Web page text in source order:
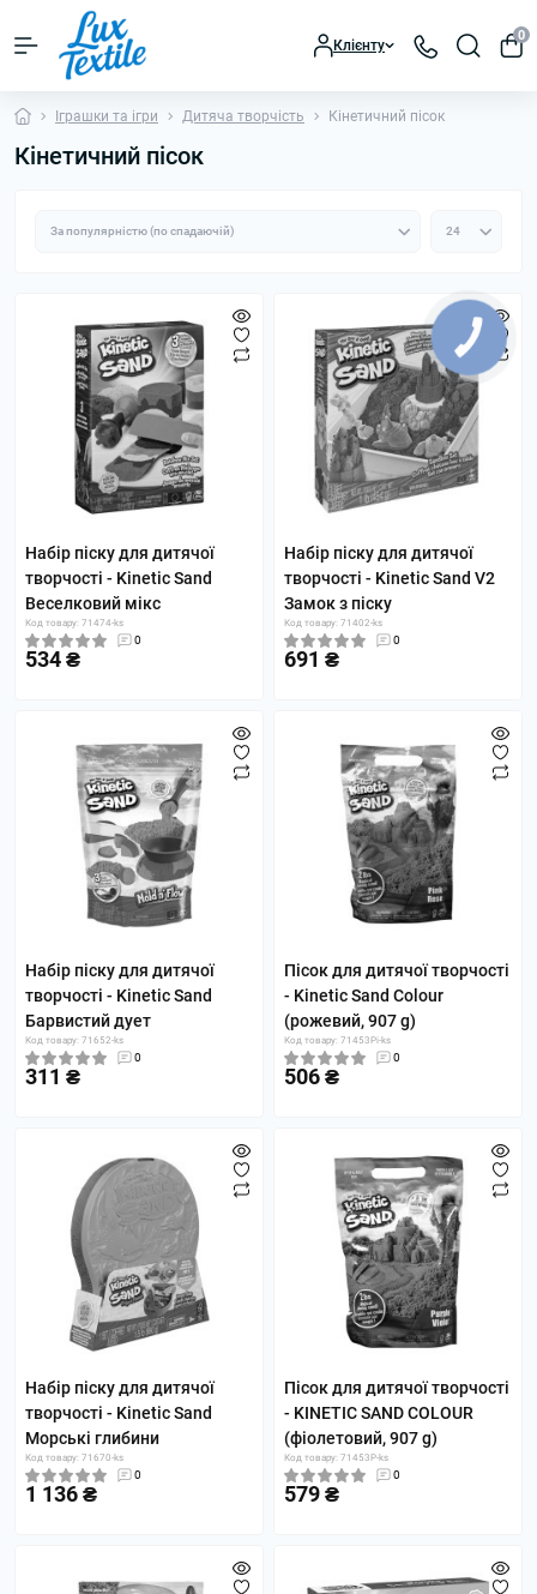
Клієнту
0
Іграшки та ігри Дитяча творчість Кінетичний пісок
Кінетичний пісок
Набір піску для дитячої
творчості - Kinetic Sand
Веселковий мікс
Код товару: 71474-ks
0
534 ₴
Набір піску для дитячої
творчості - Kinetic Sand V2
Замок з піску
Код товару: 71402-ks
0
691 ₴
Набір піску для дитячої
творчості - Kinetic Sand
Барвистий дует
Код товару: 71652-ks
0
311 ₴
Пісок для дитячої творчості
- Kinetic Sand Colour
(рожевий, 907 g)
Код товару: 71453Pi-ks
0
506 ₴
Набір піску для дитячої
творчості - Kinetic Sand
Морські глибини
Код товару: 71670-ks
0
1 136 ₴
Пісок для дитячої творчості
- KINETIC SAND COLOUR
(фіолетовий, 907 g)
Код товару: 71453P-ks
0
579 ₴
КНОПКА
ЗВ'ЯЗКУ